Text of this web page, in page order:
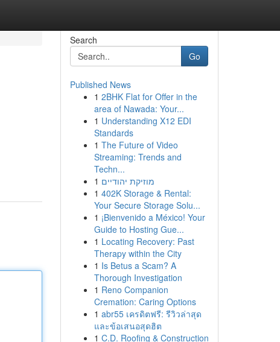
Search
Go
Published News
1 2BHK Flat for Offer in the
area of Nawada: Your...
1 Understanding X12 EDI
Standards
1 The Future of Video
Streaming: Trends and
Techn...
1 מוזיקת יהודיים
1 402K Storage & Rental:
Your Secure Storage Solu...
1 ¡Bienvenido a México! Your
Guide to Hosting Gue...
1 Locating Recovery: Past
Therapy within the City
1 Is Betus a Scam? A
Thorough Investigation
1 Reno Companion
Cremation: Caring Options
1 abr55 เครดิตฟรี: รีวิวล่าสุด
และข้อเสนอสุดฮิต
1 C.D. Roofing & Construction